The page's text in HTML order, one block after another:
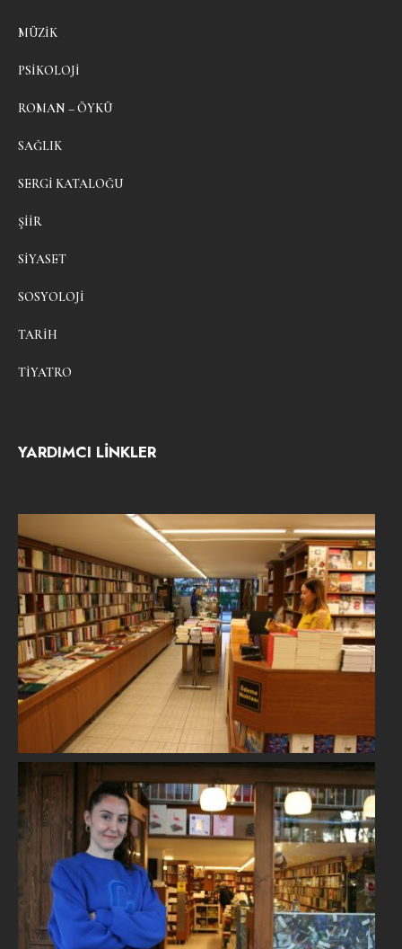
MÜZIK
PSIKOLOJI
ROMAN – ÖYKÜ
SAĞLIK
SERGI KATALOĞU
ŞIIR
SIYASET
SOSYOLOJI
TARIH
TIYATRO
YARDIMCI LİNKLER